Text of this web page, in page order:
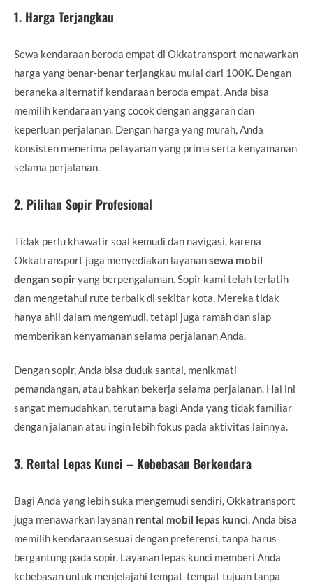
1. Harga Terjangkau
Sewa kendaraan beroda empat di Okkatransport menawarkan
harga yang benar-benar terjangkau mulai dari 100K. Dengan
beraneka alternatif kendaraan beroda empat, Anda bisa
memilih kendaraan yang cocok dengan anggaran dan
keperluan perjalanan. Dengan harga yang murah, Anda
konsisten menerima pelayanan yang prima serta kenyamanan
selama perjalanan.
2. Pilihan Sopir Profesional
Tidak perlu khawatir soal kemudi dan navigasi, karena
Okkatransport juga menyediakan layanansewa mobil
dengan sopiryang berpengalaman. Sopir kami telah terlatih
dan mengetahui rute terbaik di sekitar kota. Mereka tidak
hanya ahli dalam mengemudi, tetapi juga ramah dan siap
memberikan kenyamanan selama perjalanan Anda.
Dengan sopir, Anda bisa duduk santai, menikmati
pemandangan, atau bahkan bekerja selama perjalanan. Hal ini
sangat memudahkan, terutama bagi Anda yang tidak familiar
dengan jalanan atau ingin lebih fokus pada aktivitas lainnya.
3. Rental Lepas Kunci – Kebebasan Berkendara
Bagi Anda yang lebih suka mengemudi sendiri, Okkatransport
juga menawarkan layanan rental mobil lepas kunci. Anda bisa
memilih kendaraan sesuai dengan preferensi, tanpa harus
bergantung pada sopir. Layanan lepas kunci memberi Anda
kebebasan untuk menjelajahi tempat-tempat tujuan tanpa